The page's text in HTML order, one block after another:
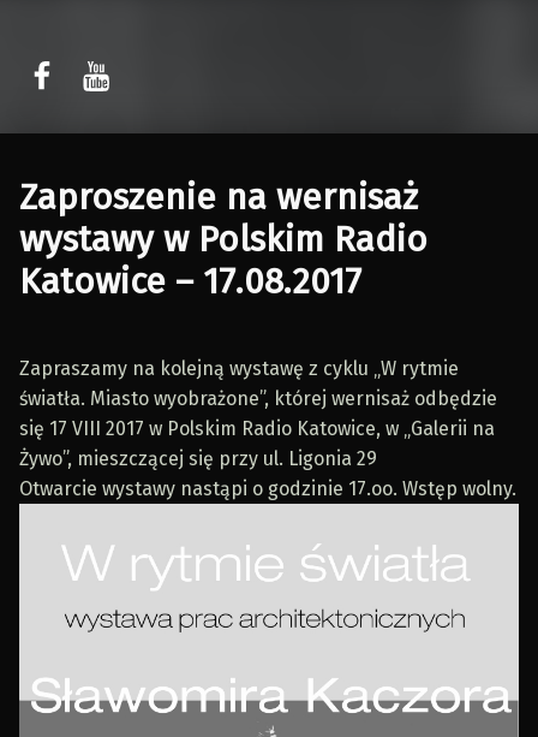
W Rytmie Światła – miasto wyobrażone
Zaproszenie na wernisaż
wystawy w Polskim Radio
Katowice – 17.08.2017
Zapraszamy na kolejną wystawę z cyklu „W rytmie
światła. Miasto wyobrażone”, której wernisaż odbędzie
się 17 VIII 2017 w Polskim Radio Katowice, w „Galerii na
Żywo”, mieszczącej się przy ul. Ligonia 29
Otwarcie wystawy nastąpi o godzinie 17.oo. Wstęp wolny.